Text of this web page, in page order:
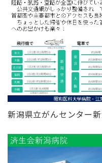
新潟県立がんセンター新